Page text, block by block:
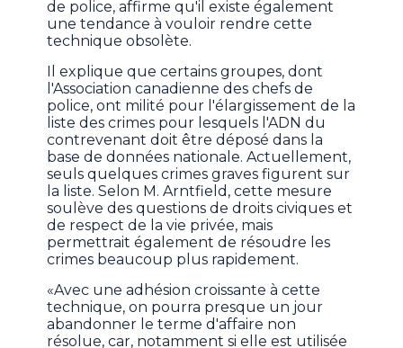
de police, affirme qu'il existe également
une tendance à vouloir rendre cette
technique obsolète.
Il explique que certains groupes, dont
l'Association canadienne des chefs de
police, ont milité pour l'élargissement de la
liste des crimes pour lesquels l'ADN du
contrevenant doit être déposé dans la
base de données nationale. Actuellement,
seuls quelques crimes graves figurent sur
la liste. Selon M. Arntfield, cette mesure
soulève des questions de droits civiques et
de respect de la vie privée, mais
permettrait également de résoudre les
crimes beaucoup plus rapidement.
«Avec une adhésion croissante à cette
technique, on pourra presque un jour
abandonner le terme d'affaire non
résolue, car, notamment si elle est utilisée